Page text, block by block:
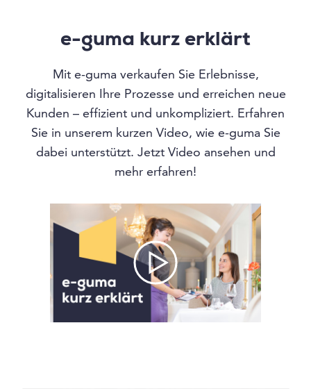
e-guma kurz erklärt
Mit e-guma verkaufen Sie Erlebnisse,
digitalisieren Ihre Prozesse und erreichen neue
Kunden – effizient und unkompliziert. Erfahren
Sie in unserem kurzen Video, wie e-guma Sie
dabei unterstützt. Jetzt Video ansehen und
mehr erfahren!